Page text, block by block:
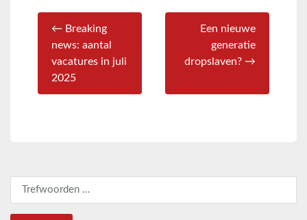
← Breaking
news: aantal
vacatures in juli
2025
Een nieuwe
generatie
dropslaven? →